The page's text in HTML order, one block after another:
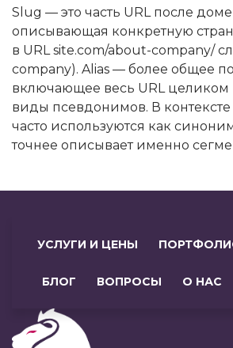
Slug — это часть URL после
описывающая конкретную
в URL site.com/about-company/
company). Alias — более общее
включающее весь URL целиком
виды псевдонимов. В контексте
часто используются как
точнее описывает именно
УСЛУГИ И ЦЕНЫ
БЛОГ ВОПРОСЫ О НАС